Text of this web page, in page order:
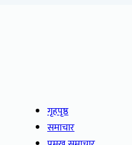
गृहपृष्ठ
समाचार